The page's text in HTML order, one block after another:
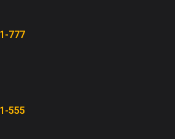
777
555